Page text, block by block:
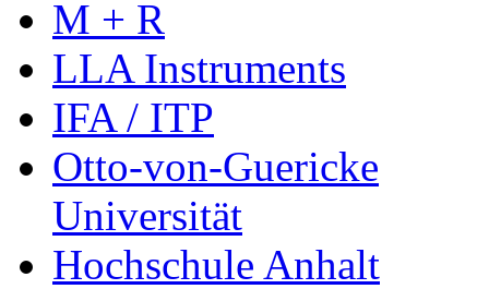
M + R
LLA Instruments
IFA / ITP
Otto-von-Guericke
Universität
Hochschule Anhalt